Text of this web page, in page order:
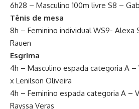
6h28 – Masculino 100m livre S8 –
Tênis de mesa
8h – Feminino individual WS9- Alexa
Rauen
Esgrima
4h – Masculino espada categoria A –
x Lenilson Oliveira
4h – Feminino espada categoria A –
Rayssa Veras